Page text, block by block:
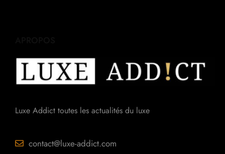
Luxe Addict toutes les actualités du luxe
contact@luxe-addict.com